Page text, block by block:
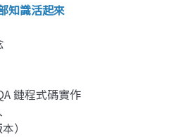
知識活起來
鏈程式碼實作
）